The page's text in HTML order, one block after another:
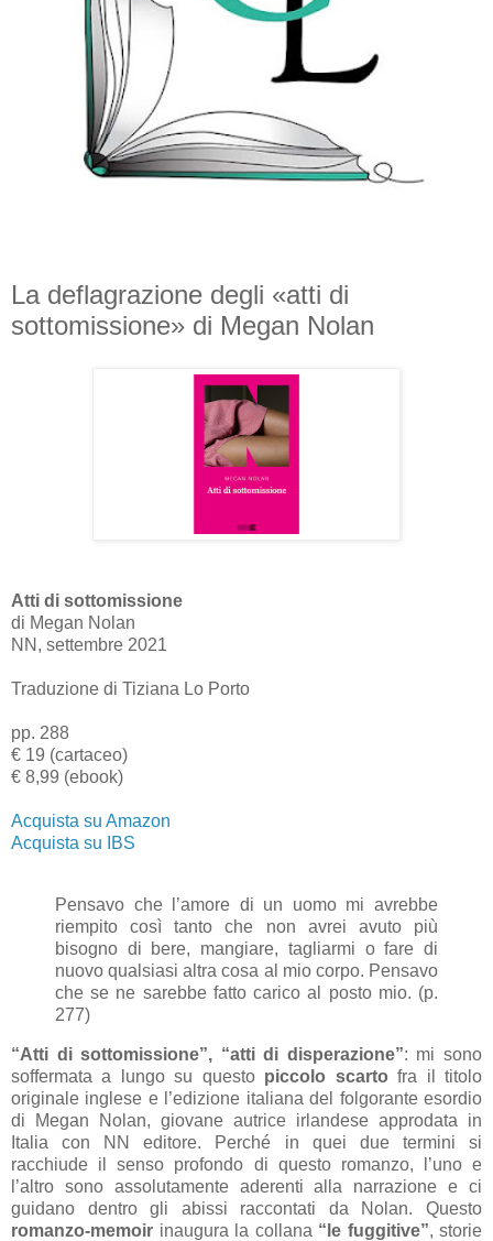
La deflagrazione degli «atti di
sottomissione» di Megan Nolan
Atti di sottomissione
di Megan Nolan
NN, settembre 2021
Traduzione di Tiziana Lo Porto
pp. 288
€ 19 (cartaceo)
€ 8,99 (ebook)
Acquista su Amazon
Acquista su IBS
Pensavo che l’amore di un uomo mi avrebbe
riempito così tanto che non avrei avuto più
bisogno di bere, mangiare, tagliarmi o fare di
nuovo qualsiasi altra cosa al mio corpo. Pensavo
che se ne sarebbe fatto carico al posto mio. (p.
277)
“Atti di sottomissione”, “atti di disperazione”: mi sono
soffermata a lungo su questo piccolo scarto fra il titolo
originale inglese e l’edizione italiana del folgorante esordio
di Megan Nolan, giovane autrice irlandese approdata in
Italia con NN editore. Perché in quei due termini si
racchiude il senso profondo di questo romanzo, l’uno e
l’altro sono assolutamente aderenti alla narrazione e ci
guidano dentro gli abissi raccontati da Nolan. Questo
romanzo-memoir inaugura la collana “le fuggitive”, storie